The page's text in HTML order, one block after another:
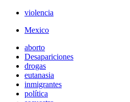
violencia
Mexico
aborto
Desapariciones
drogas
eutanasia
inmigrantes
política